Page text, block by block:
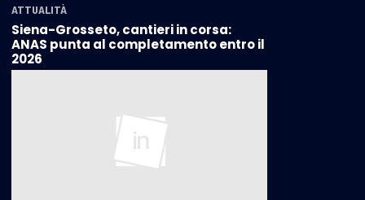
ATTUALITÀ
Siena-Grosseto, cantieri in corsa:
ANAS punta al completamento entro il
2026